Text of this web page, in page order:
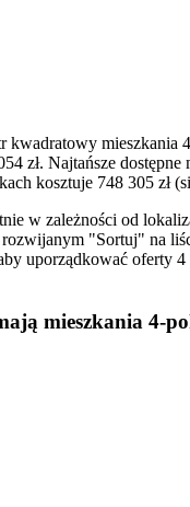
kwadratowy mieszkania
zł. Najtańsze dostępne
kosztuje 748 305 zł
w zależności od
rozwijanym "Sortuj" na
uporządkować oferty 4
mieszkania 4-